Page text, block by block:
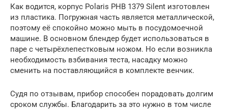
Как водится, корпус Polaris PHB 1379 Silent изготовлен
из пластика. Погружная часть является металлической,
поэтому её спокойно можно мыть в посудомоечной
машине. В основном блендер будет использоваться в
паре с четырёхлепестковым ножом. Но если возникла
необходимость взбивания теста, насадку можно
сменить на поставляющийся в комплекте венчик.
Судя по отзывам, прибор способен порадовать долгим
сроком службы. Благодарить за это нужно в том числе